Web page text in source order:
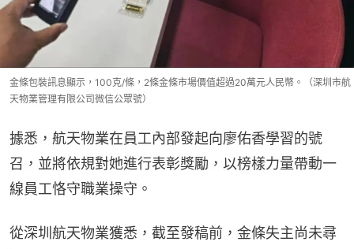
金條包裝訊息顯示，100克/條，2條金條市場價值超過20萬元人民幣。（深圳市航
天物業管理有限公司微信公眾號）
據悉，航天物業在員工內部發起向廖佑香學習的號
召，並將依規對她進行表彰獎勵，以榜樣力量帶動一
線員工恪守職業操守。
從深圳航天物業獲悉，截至發稿前，金條失主尚未尋